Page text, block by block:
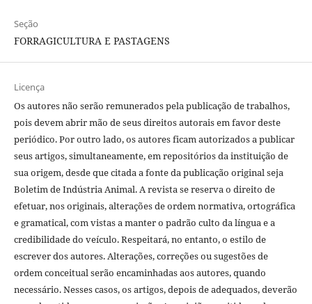
Seção
FORRAGICULTURA E PASTAGENS
Licença
Os autores não serão remunerados pela publicação de trabalhos,
pois devem abrir mão de seus direitos autorais em favor deste
periódico. Por outro lado, os autores ficam autorizados a publicar
seus artigos, simultaneamente, em repositórios da instituição de
sua origem, desde que citada a fonte da publicação original seja
Boletim de Indústria Animal. A revista se reserva o direito de
efetuar, nos originais, alterações de ordem normativa, ortográfica
e gramatical, com vistas a manter o padrão culto da língua e a
credibilidade do veículo. Respeitará, no entanto, o estilo de
escrever dos autores. Alterações, correções ou sugestões de
ordem conceitual serão encaminhadas aos autores, quando
necessário. Nesses casos, os artigos, depois de adequados, deverão